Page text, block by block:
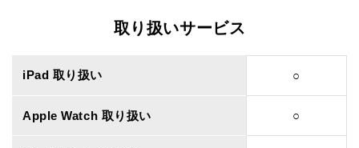
取り扱いサービス
iPad 取り扱い ○
Apple Watch 取り扱い ○